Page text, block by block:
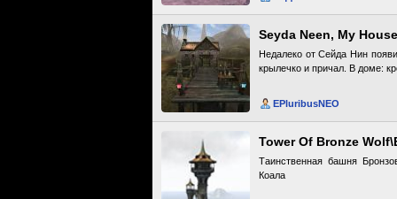
Seyda Neen, My
Недалеко от Сейда Нин
крылечко и причал. В доме:
EPluribusNEO
Tower Of Bronze
Таинственная башня
Коала